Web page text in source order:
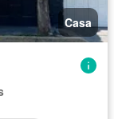
Casa